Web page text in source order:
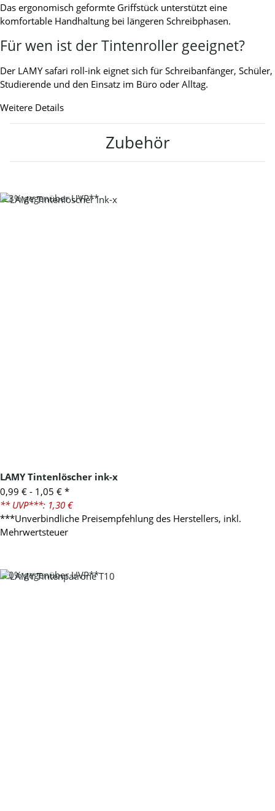
Das ergonomisch geformte Griffstück unterstützt eine
komfortable Handhaltung bei längeren Schreibphasen.
Für wen ist der Tintenroller geeignet?
Der LAMY safari roll-ink eignet sich für Schreibanfänger, Schüler,
Studierende und den Einsatz im Büro oder Alltag.
Weitere Details
Zubehör
-23%gegenüber UVP**
LAMY Tintenlöscher ink-x
0,99 € - 1,05 € *
** UVP***: 1,30 €
***Unverbindliche Preisempfehlung des Herstellers, inkl.
Mehrwertsteuer
-10%gegenüber UVP**